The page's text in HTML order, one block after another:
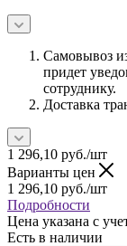
Самовывоз
придет
сотруднику.
Доставка
1 296,10 руб./шт
Варианты цен
1 296,10 руб./шт
Подробности
Цена указана с
Есть в наличии